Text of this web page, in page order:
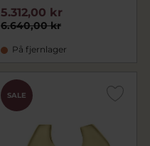
6.640,00 kr
5.312,00 kr
På fjernlager
SALE